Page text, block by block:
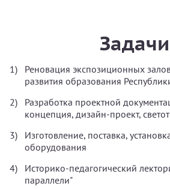
Задачи
Реновация экспозиционных
развития образования
Разработка проектной
концепция, дизайн-проект,
Изготовление, поставка,
оборудования
Историко-педагогический
параллели"